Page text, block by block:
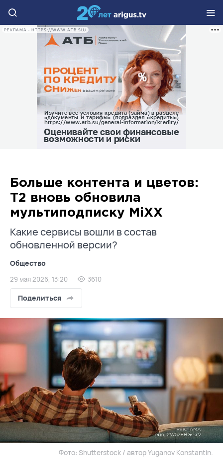
РЕКЛАМА • HTTPS://WWW.ATB.SU/
Больше контента и цветов:
Т2 вновь обновила
мультиподписку MiXX
Какие сервисы вошли в состав
обновленной версии?
Общество
29 мая 2026, 13:20 3610
Поделиться
Фото: Shutterstock / автор Yuganov Konstantin.